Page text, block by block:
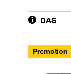
DAS
Promotion